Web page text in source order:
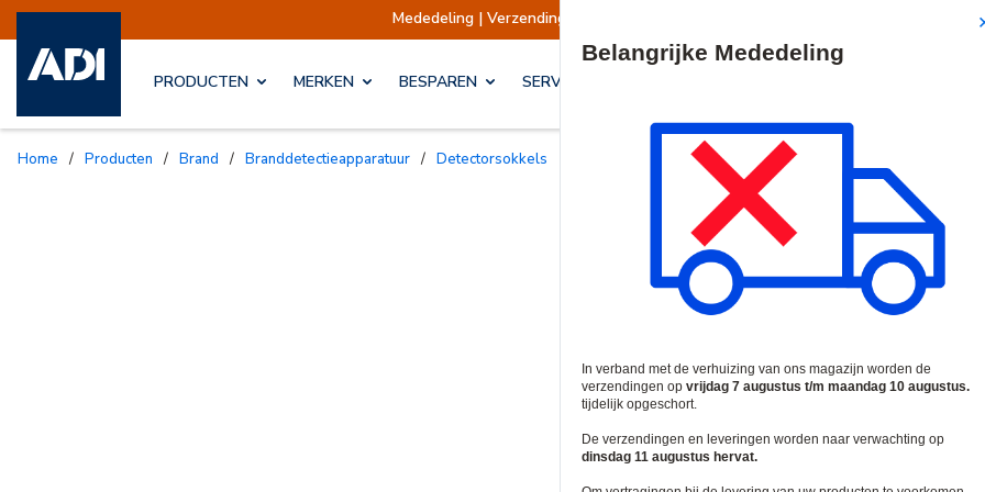
Mededeling | Verzendingen opgeschort Verzendingen worden op
PRODUCTEN MERKEN BESPAREN SERVICES & OPLOSSINGEN
Home / Producten / Brand / Branddetectieapparatuur / Detectorsokkels